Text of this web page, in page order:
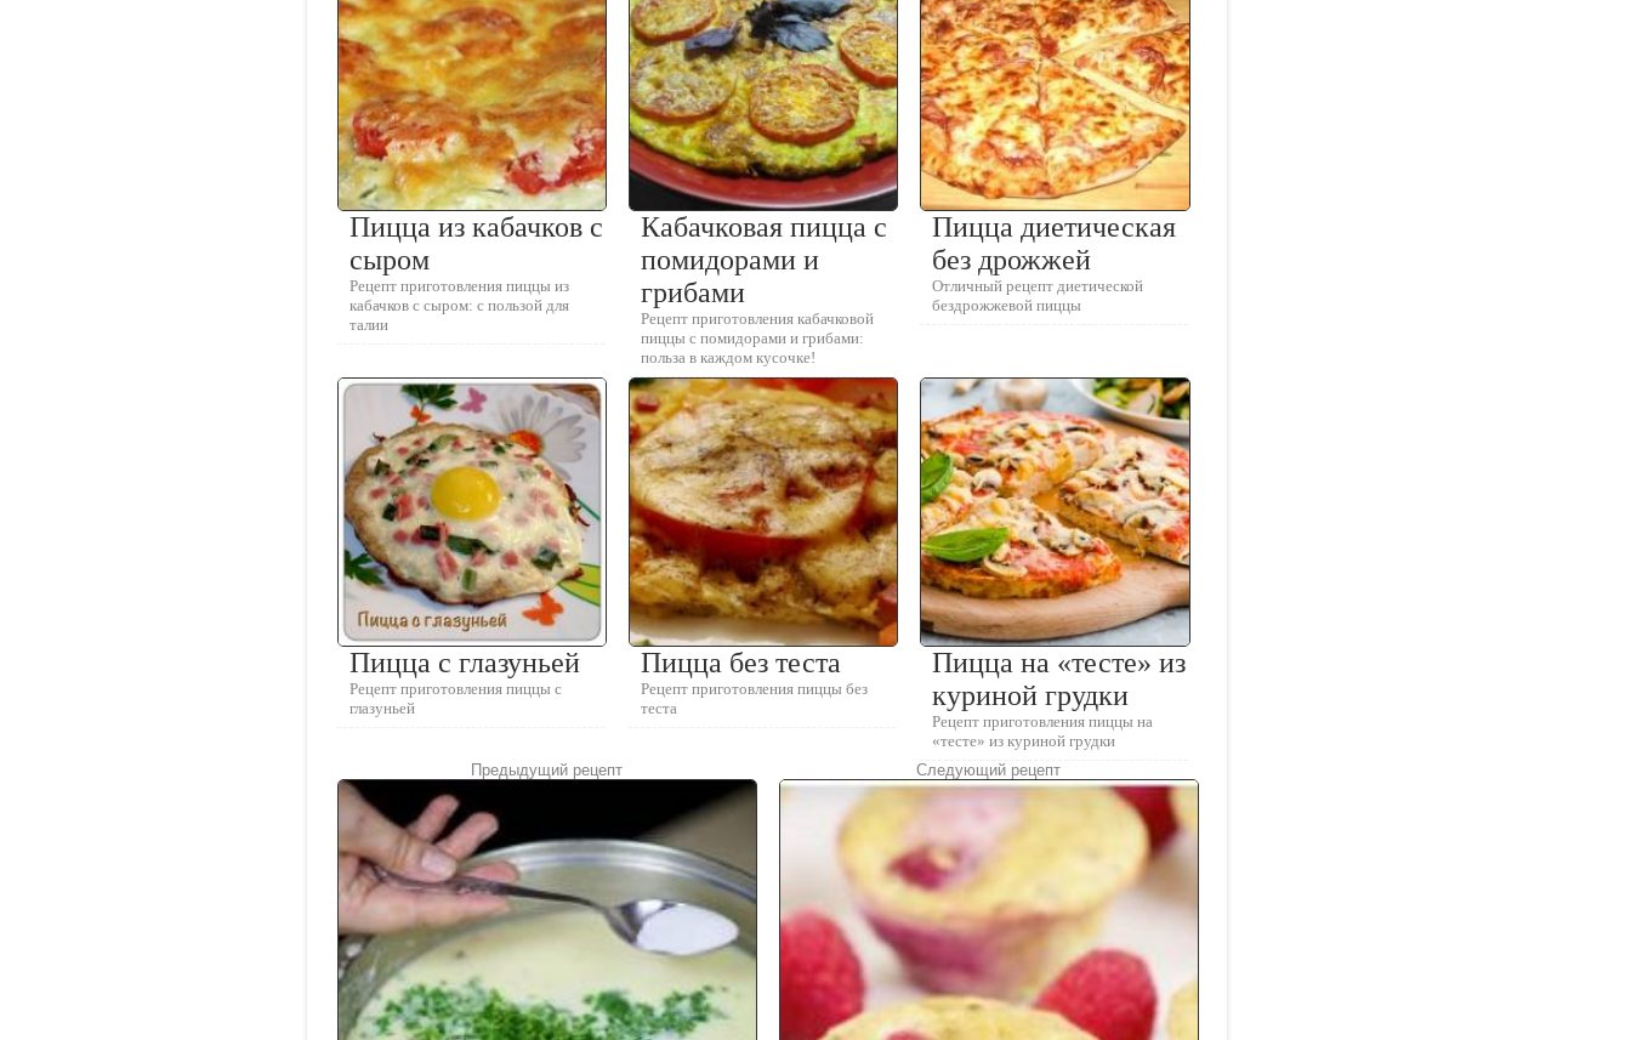
Пицца из кабачков с
сыром
Рецепт приготовления пиццы из
кабачков с сыром: с пользой для
талии
Кабачковая пицца с
помидорами и
грибами
Рецепт приготовления кабачковой
пиццы с помидорами и грибами:
польза в каждом кусочке!
Пицца диетическая
без дрожжей
Отличный рецепт диетической
бездрожжевой пиццы
Пицца с глазуньей
Рецепт приготовления пиццы с
глазуньей
Пицца без теста
Рецепт приготовления пиццы без
теста
Пицца на «тесте» из
куриной грудки
Рецепт приготовления пиццы на
«тесте» из куриной грудки
Предыдущий рецепт
Следующий рецепт